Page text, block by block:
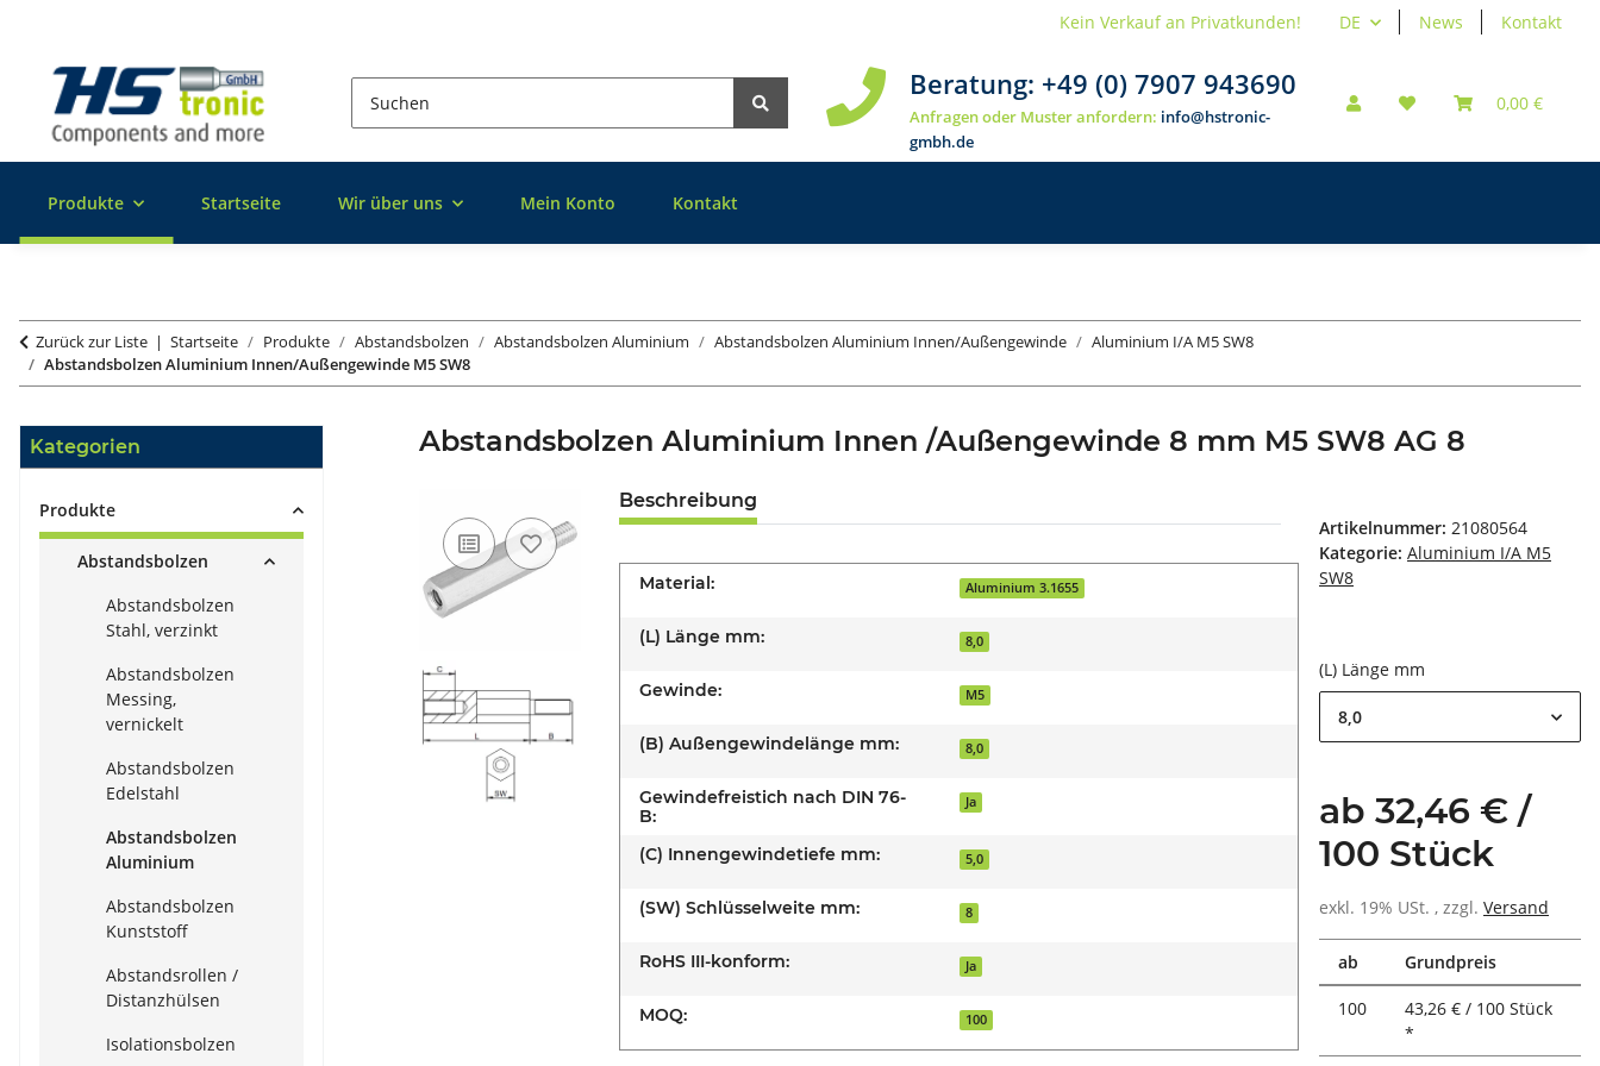
DE News Kontakt
Kein Verkauf an Privatkunden!
Beratung: +49 (0) 7907 943690
Anfragen oder Muster anfordern: info@hstronic-
gmbh.de
0,00 €
Produkte Startseite Wir über uns Mein Konto Kontakt
Zurück zur Liste Startseite Produkte Abstandsbolzen Abstandsbolzen Aluminium Abstandsbolzen Aluminium Innen/Außengewinde
Aluminium I/A M5 SW8
Abstandsbolzen Aluminium Innen/Außengewinde M5 SW8
Abstandsbolzen Aluminium Innen /Außengewinde 8 mm M5 SW8 AG 8
Beschreibung
Material: Aluminium 3.1655
(L) Länge mm: 8,0
Gewinde: M5
(B) Außengewindelänge mm: 8,0
Gewindefreistich nach DIN 76-
B:
Ja
(C) Innengewindetiefe mm: 5,0
(SW) Schlüsselweite mm: 8
RoHS III-konform: Ja
MOQ: 100
Artikelnummer: 21080564
Kategorie: Aluminium I/A M5
SW8
(L) Länge mm
8,0
ab 32,46 € /
100 Stück
exkl. 19% USt. , zzgl. Versand
ab Grundpreis
100
43,26 € / 100 Stück
*
Kategorien
Produkte
Abstandsbolzen
Abstandsbolzen
Stahl, verzinkt
Abstandsbolzen
Messing,
vernickelt
Abstandsbolzen
Edelstahl
Abstandsbolzen
Aluminium
Abstandsbolzen
Kunststoff
Abstandsrollen /
Distanzhülsen
Isolationsbolzen